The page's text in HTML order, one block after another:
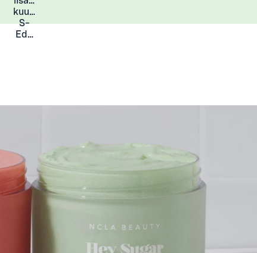
kuukauden
S-
Eduista